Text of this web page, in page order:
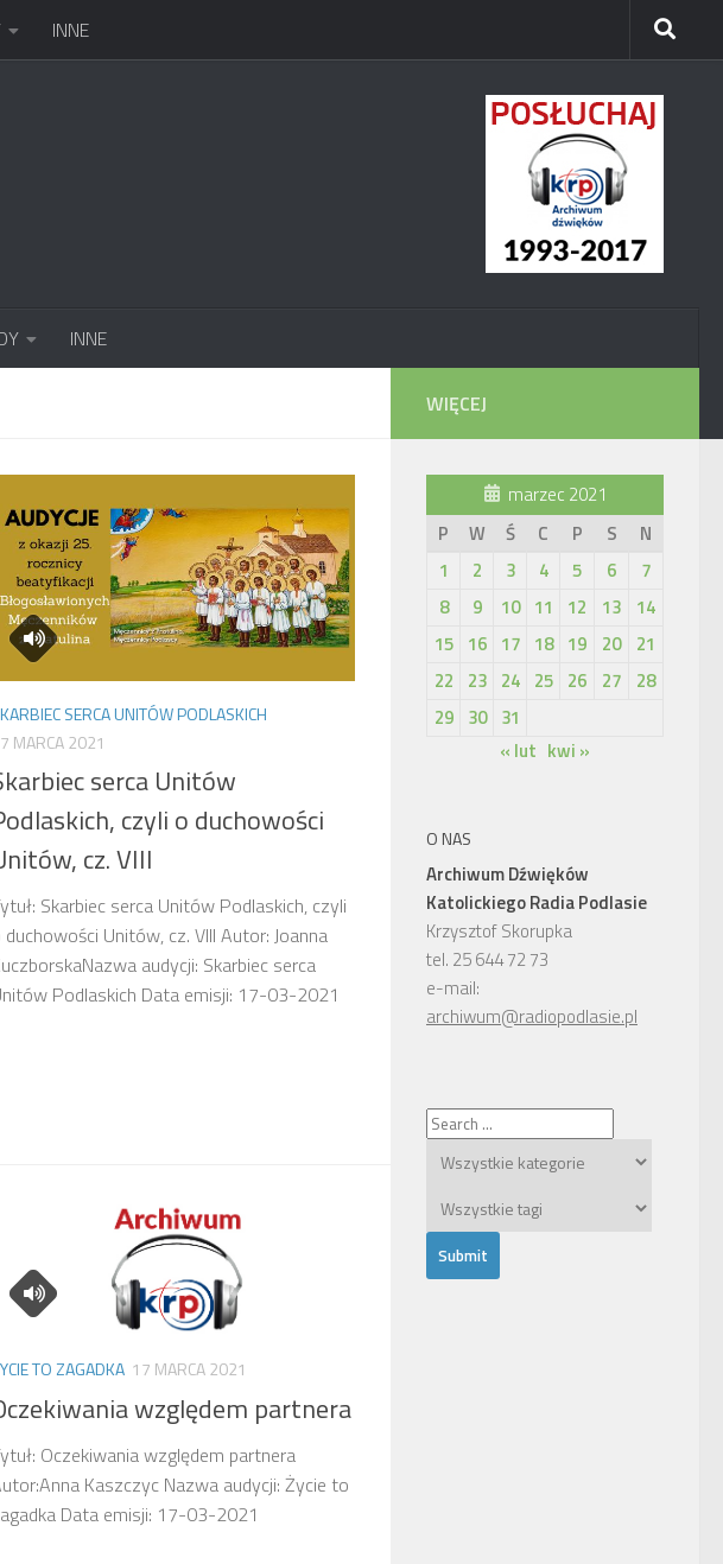
INNE
INNE
SERCA UNITÓW PODLASKICH
MARCA 2021
serca Unitów
czyli o duchowości
cz. VIII
Skarbiec serca Unitów Podlaskich, czyli
duchowości Unitów, cz. VIII Autor: Joanna
audycji: Skarbiec serca
Podlaskich Data emisji: 17-03-2021
TO ZAGADKA 17 MARCA 2021
względem partnera
Oczekiwania względem partnera
Kaszczyc Nazwa audycji: Życie to
Data emisji: 17-03-2021
WIĘCEJ
marzec 2021
P
W Ś C P S
N
1
2 3 4 5 6
7
8
9 10 11 12 13
14
15 16 17 18 19 20
21
22
23 24 25 26 27
28
29 30 31
« lut kwi »
O NAS
Archiwum Dźwięków
Katolickiego Radia Podlasie
Krzysztof Skorupka
tel. 25 644 72 73
e-mail:
archiwum@radiopodlasie.pl